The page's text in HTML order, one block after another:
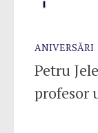
ANIVERSĂRI
Petru
profesor